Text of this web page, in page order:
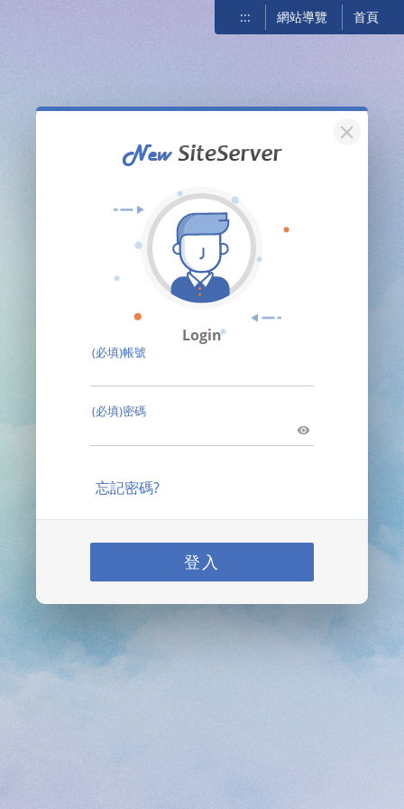
::: 網站導覽 首頁
關閉
Login
(必填)帳號
(必填)密碼
忘記密碼?
登入